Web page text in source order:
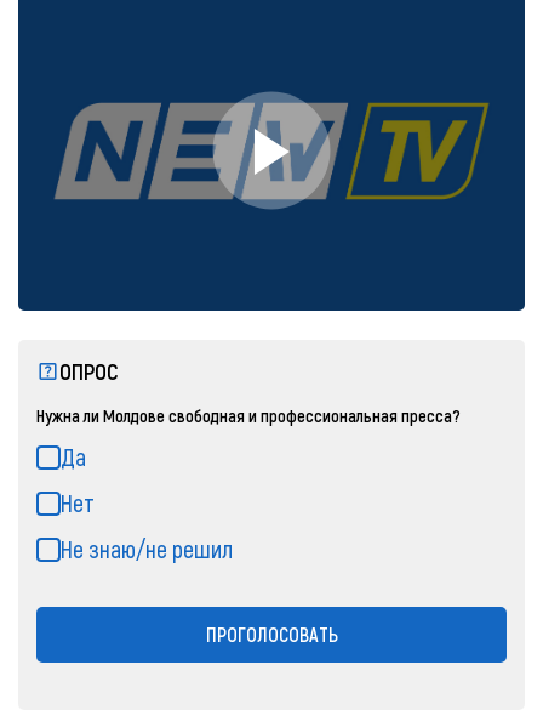
ОПРОС
Нужна ли Молдове свободная и профессиональная пресса?
Да
Нет
Не знаю/не решил
ПРОГОЛОСОВАТЬ